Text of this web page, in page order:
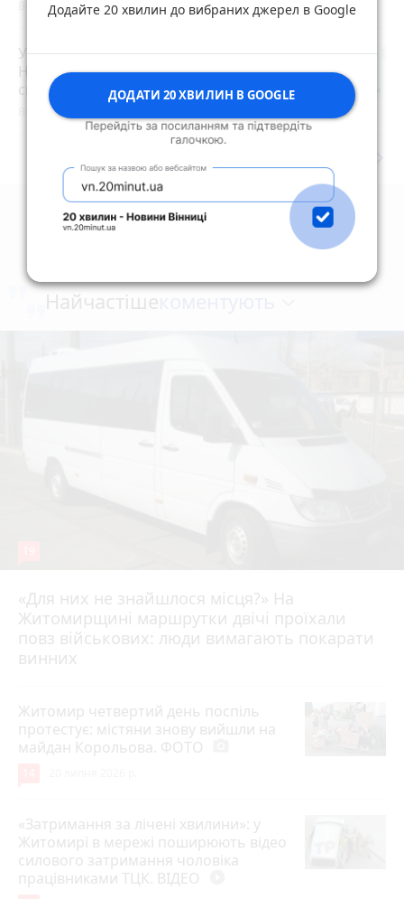
Вчора о 17:11
Увага жителям Житомирщини!
Найближчим часом не нехтуйте
сигналами повітряної тривоги!
Вчора о 22:00
Найчастіше
«Для них не знайшлося місця?» На
Житомирщині маршрутки двічі проїхали
повз військових: люди вимагають покарати
винних
17 липня 2026 р.
Житомир четвертий день поспіль
протестує: містяни знову вийшли на
майдан Корольова. ФОТО
«Затримання за лічені хвилини»: у
Житомирі в мережі поширюють відео
силового затримання чоловіка
працівниками ТЦК. ВІДЕО
Додайте 20 хвилин до вибраних джерел в Google
ДОДАТИ 20 ХВИЛИН В GOOGLE